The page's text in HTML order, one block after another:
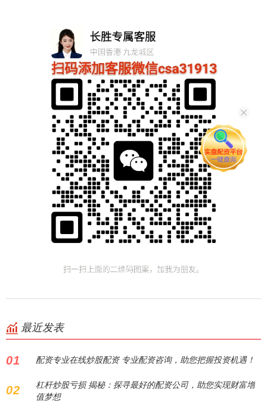
最近发表
01 配资专业在线炒股配资 专业配资咨询，助您把握投资机遇！
02
杠杆炒股亏损 揭秘：探寻最好的配资公司，助您实现财富增
值梦想